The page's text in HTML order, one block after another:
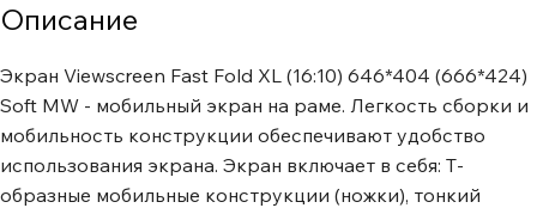
Описание
Экран Viewscreen Fast Fold XL (16:10) 646*404 (666*424)
Soft MW - мобильный экран на раме. Легкость сборки и
мобильность конструкции обеспечивают удобство
использования экрана. Экран включает в себя: Т-
образные мобильные конструкции (ножки), тонкий